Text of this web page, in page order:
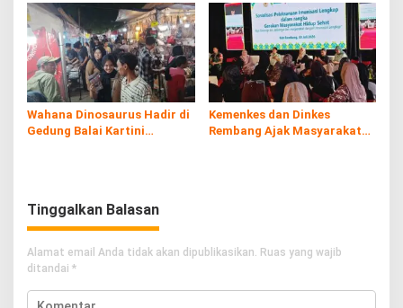
Wahana Dinosaurus Hadir di
Gedung Balai Kartini
Kemenkes dan Dinkes
Rembang Ajak Masyarakat
Tinggalkan Balasan
Alamat email Anda tidak akan dipublikasikan. Ruas yang wajib
ditandai *